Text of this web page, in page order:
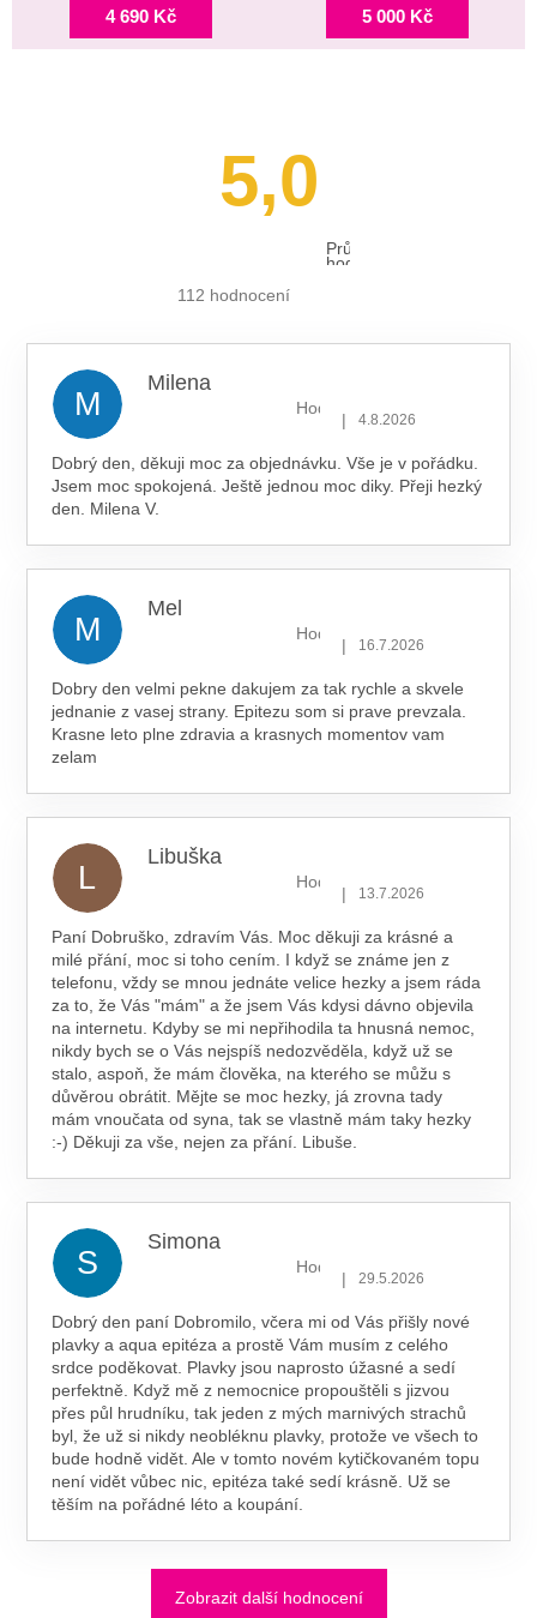
4 690 Kč 5 000 Kč
5,0
Průměrné
hodnocení
112 hodnocení
M
Milena
Hodnocení obchodu je 5 z 5
| 4.8.2026
Dobrý den, děkuji moc za objednávku. Vše je v pořádku.
Jsem moc spokojená. Ještě jednou moc diky. Přeji hezký
den. Milena V.
M
Mel
Hodnocení obchodu je 5 z 5
| 16.7.2026
Dobry den velmi pekne dakujem za tak rychle a skvele
jednanie z vasej strany. Epitezu som si prave prevzala.
Krasne leto plne zdravia a krasnych momentov vam
zelam
L
Libuška
Hodnocení obchodu je 5 z 5
| 13.7.2026
Paní Dobruško, zdravím Vás. Moc děkuji za krásné a
milé přání, moc si toho cením. I když se známe jen z
telefonu, vždy se mnou jednáte velice hezky a jsem ráda
za to, že Vás "mám" a že jsem Vás kdysi dávno objevila
na internetu. Kdyby se mi nepřihodila ta hnusná nemoc,
nikdy bych se o Vás nejspíš nedozvěděla, když už se
stalo, aspoň, že mám člověka, na kterého se můžu s
důvěrou obrátit. Mějte se moc hezky, já zrovna tady
mám vnoučata od syna, tak se vlastně mám taky hezky
:-) Děkuji za vše, nejen za přání. Libuše.
S
Simona
Hodnocení obchodu je 5 z 5
| 29.5.2026
Dobrý den paní Dobromilo, včera mi od Vás přišly nové
plavky a aqua epitéza a prostě Vám musím z celého
srdce poděkovat. Plavky jsou naprosto úžasné a sedí
perfektně. Když mě z nemocnice propouštěli s jizvou
přes půl hrudníku, tak jeden z mých marnivých strachů
byl, že už si nikdy neobléknu plavky, protože ve všech to
bude hodně vidět. Ale v tomto novém kytičkovaném topu
není vidět vůbec nic, epitéza také sedí krásně. Už se
těším na pořádné léto a koupání.
Zobrazit další hodnocení